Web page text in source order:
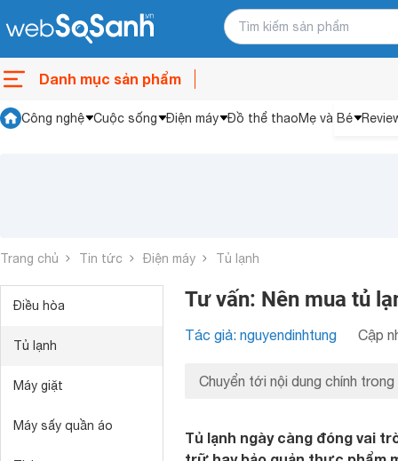
Danh mục sản phẩm
Công nghệ Cuộc sống Điện máy Đồ thể thaoMẹ và Bé
Trang chủ Tin tức Điện máy Tủ lạnh
Điều hòa
Tủ lạnh
Máy giặt
Máy sấy quần áo
Tư vấn: Nên mua tủ
Tác giả: nguyendinhtung Cập
Chuyển tới nội dung chính trong
Tủ lạnh ngày càng đóng vai